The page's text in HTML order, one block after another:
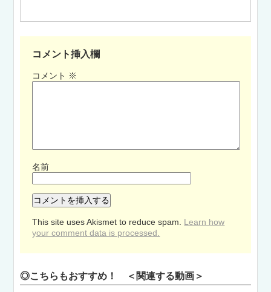
コメント挿入欄
コメント ※
名前
This site uses Akismet to reduce spam. Learn how
your comment data is processed.
◎こちらもおすすめ！ ＜関連する動画＞